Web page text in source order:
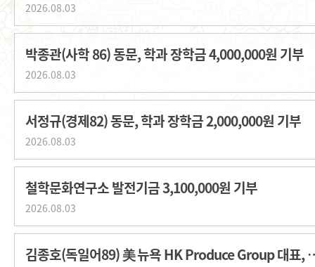
2026.08.03
박종관(사학 86) 동문, 학과 장학금 4,000,000원 기부
2026.08.03
서정규(경제82) 동문, 학과 장학금 2,000,000원 기부
2026.08.03
철학문화연구소 발전기금 3,100,000원 기부
2026.08.03
김종호(독일어89) 美